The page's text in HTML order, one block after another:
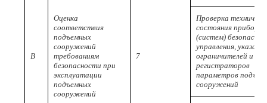
B
Оценка
соответствия
подъемных
сооружений
требованиям
безопасности при
эксплуатации
подъемных
сооружений
7
Проверка
состояния приборов
(систем)
управления,
ограничителей и
регистраторов
параметров
сооружений